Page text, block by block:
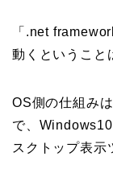
「.net
動くということ
OS側の仕組み
で、
スクトップ表示